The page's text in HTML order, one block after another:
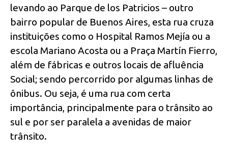
levando ao Parque de los Patricios – outro
bairro popular de Buenos Aires, esta rua cruza
instituições como o Hospital Ramos Mejía ou a
escola Mariano Acosta ou a Praça Martín Fierro,
além de fábricas e outros locais de afluência
Social; sendo percorrido por algumas linhas de
ônibus. Ou seja, é uma rua com certa
importância, principalmente para o trânsito ao
sul e por ser paralela a avenidas de maior
trânsito.